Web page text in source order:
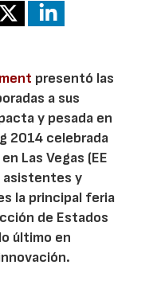
presentó las
a sus
y pesada en
2014 celebrada
Las Vegas (EE
asistentes y
la principal feria
de Estados
último en